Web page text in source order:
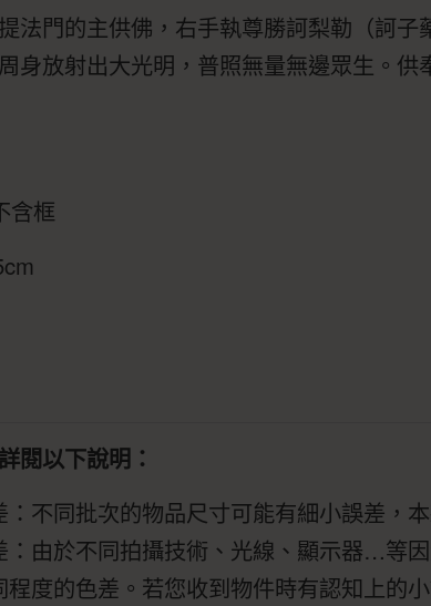
法門的主供佛，右手執尊勝訶梨勒（訶
身放射出大光明，普照無量無邊眾生。
含框
閱以下說明：
：不同批次的物品尺寸可能有細小誤差，
：由於不同拍攝技術、光線、顯示器…等
程度的色差。若您收到物件時有認知上的